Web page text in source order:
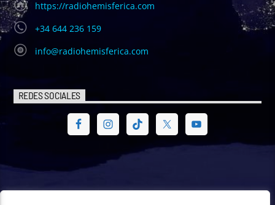
https://radiohemisferica.com
+34 644 236 159
info@radiohemisferica.com
REDES SOCIALES